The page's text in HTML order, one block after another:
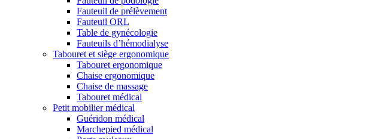
Fauteuil de prélèvement
Fauteuil ORL
Table de gynécologie
Fauteuils d’hémodialyse
Tabouret et siège ergonomique
Tabouret ergonomique
Chaise ergonomique
Chaise de massage
Tabouret médical
Petit mobilier médical
Guéridon médical
Marchepied médical